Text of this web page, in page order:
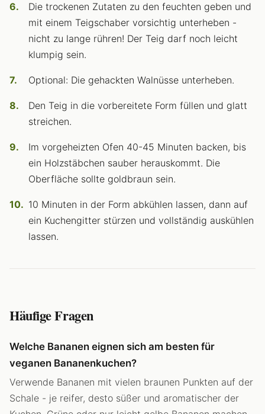
Die trockenen Zutaten zu den feuchten geben und
mit einem Teigschaber vorsichtig unterheben -
nicht zu lange rühren! Der Teig darf noch leicht
klumpig sein.
Optional: Die gehackten Walnüsse unterheben.
Den Teig in die vorbereitete Form füllen und glatt
streichen.
Im vorgeheizten Ofen 40-45 Minuten backen, bis
ein Holzstäbchen sauber herauskommt. Die
Oberfläche sollte goldbraun sein.
10 Minuten in der Form abkühlen lassen, dann auf
ein Kuchengitter stürzen und vollständig auskühlen
lassen.
Häufige Fragen
Welche Bananen eignen sich am besten für
veganen Bananenkuchen?
Verwende Bananen mit vielen braunen Punkten auf der
Schale - je reifer, desto süßer und aromatischer der